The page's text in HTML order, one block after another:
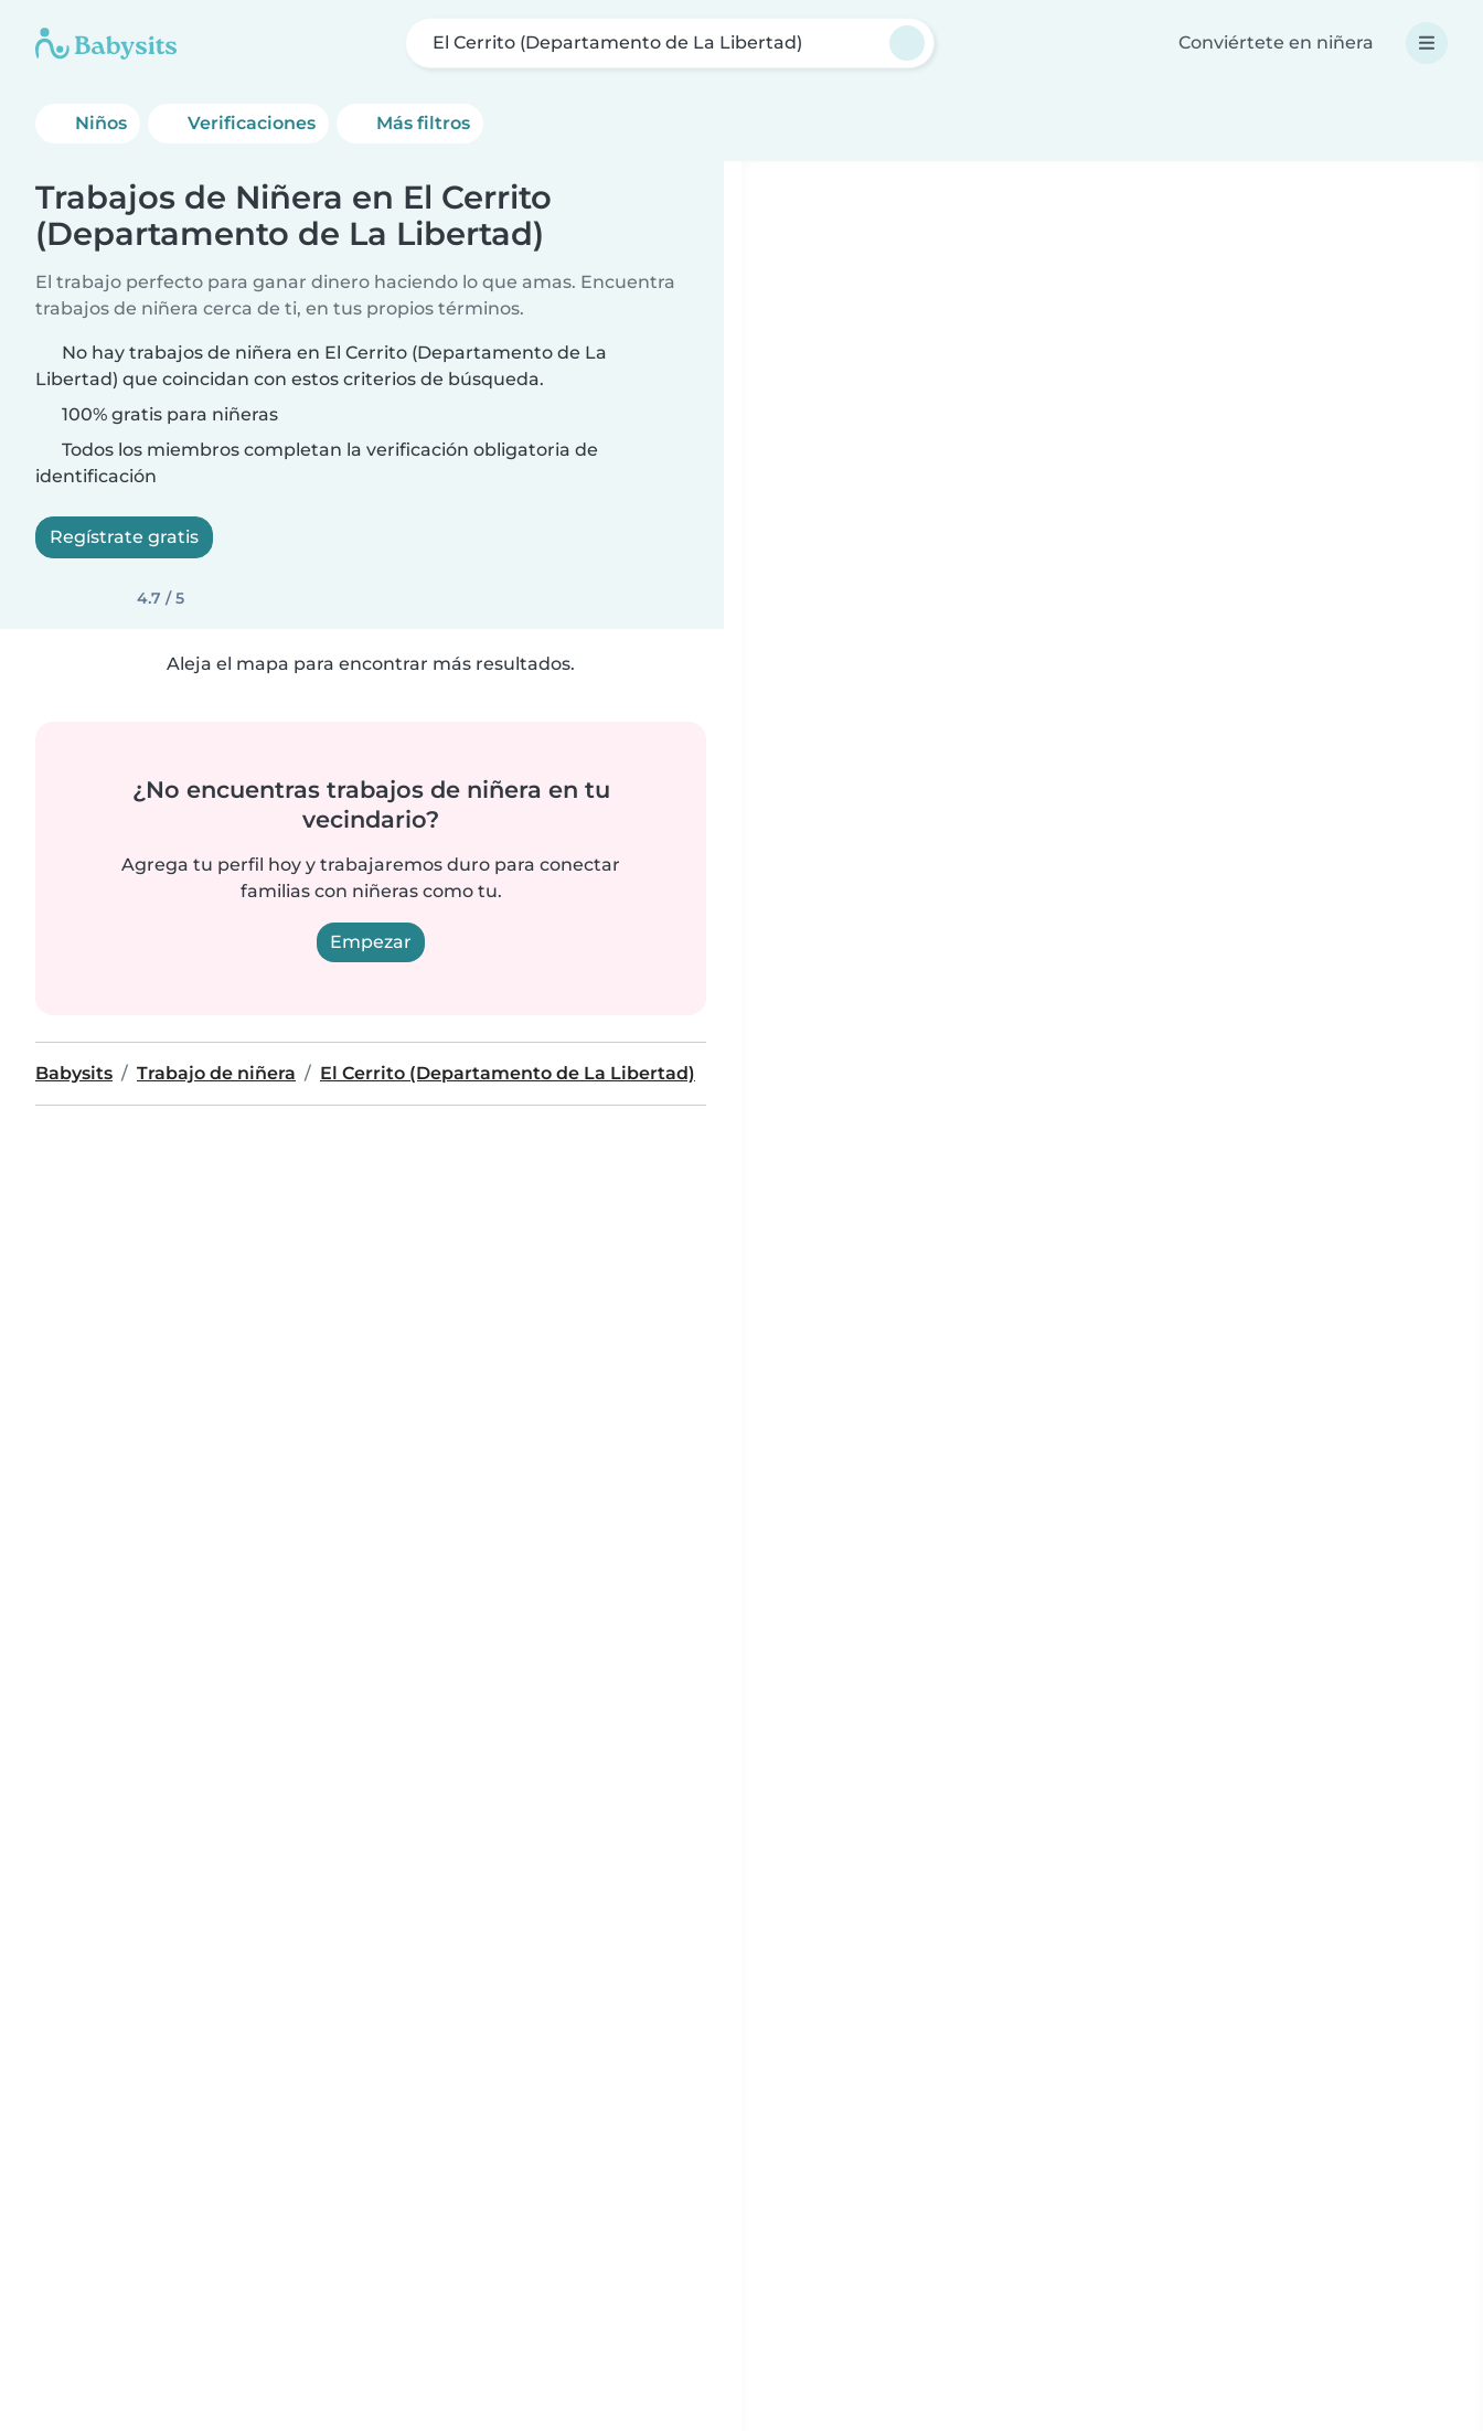
El Cerrito (Departamento de La Libertad) Conviértete en niñera
Niños Verificaciones Más filtros
Trabajos de Niñera en El Cerrito
(Departamento de La Libertad)
El trabajo perfecto para ganar dinero haciendo lo que amas. Encuentra
trabajos de niñera cerca de ti, en tus propios términos.
No hay trabajos de niñera en El Cerrito (Departamento de La
Libertad) que coincidan con estos criterios de búsqueda.
100% gratis para niñeras
Todos los miembros completan la verificación obligatoria de
identificación
Regístrate gratis
4.7 / 5
Aleja el mapa para encontrar más resultados.
¿No encuentras trabajos de niñera en tu
vecindario?
Agrega tu perfil hoy y trabajaremos duro para conectar
familias con niñeras como tu.
Empezar
Babysits Trabajo de niñera El Cerrito (Departamento de La Libertad)